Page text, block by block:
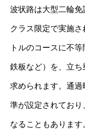
波状路は大型二輪
クラス限定で実施
トルのコースに不
鉄板など）を、立
求められます。通
準が設定されており
なることもありま